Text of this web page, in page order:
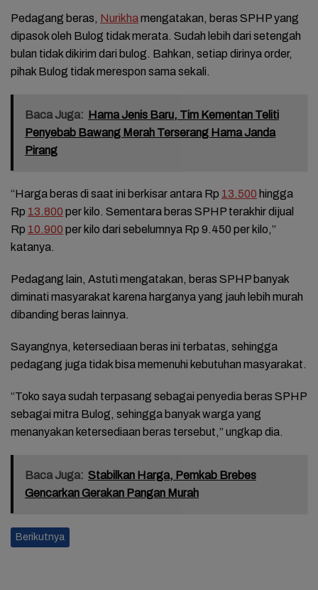
Pedagang beras, Nurikhamengatakan, beras SPHP yang
dipasok oleh Bulog tidak merata. Sudah lebih dari setengah
bulan tidak dikirim dari bulog. Bahkan, setiap dirinya order,
pihak Bulog tidak merespon sama sekali.
Baca Juga: Hama Jenis Baru, Tim Kementan Teliti
Penyebab Bawang Merah Terserang Hama Janda
Pirang
“Harga beras di saat ini berkisar antara Rp 13.500 hingga
Rp 13.800 per kilo. Sementara beras SPHP terakhir dijual
Rp 10.900 per kilo dari sebelumnya Rp 9.450 per kilo,”
katanya.
Pedagang lain, Astuti mengatakan, beras SPHP banyak
diminati masyarakat karena harganya yang jauh lebih murah
dibanding beras lainnya.
Sayangnya, ketersediaan beras ini terbatas, sehingga
pedagang juga tidak bisa memenuhi kebutuhan masyarakat.
“Toko saya sudah terpasang sebagai penyedia beras SPHP
sebagai mitra Bulog, sehingga banyak warga yang
menanyakan ketersediaan beras tersebut,” ungkap dia.
Baca Juga: Stabilkan Harga, Pemkab Brebes
Gencarkan Gerakan Pangan Murah
Berikutnya